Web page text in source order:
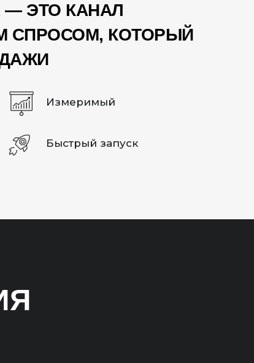
— ЭТО КАНАЛ
СПРОСОМ, КОТОРЫЙ
Измеримый
Быстрый запуск